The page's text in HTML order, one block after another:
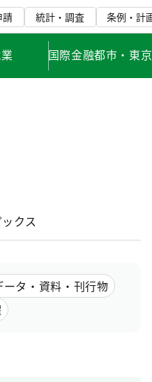
請 統計・調査 条例・計
国際金融都市・東京
ックス
ータ・資料・刊行物